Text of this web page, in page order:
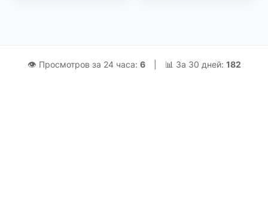
👁 Просмотров за 24 часа: 6 📊 За 30 дней: 182